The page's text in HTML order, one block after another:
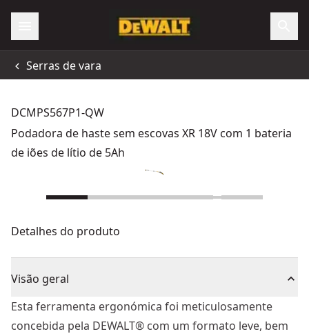
Serras de vara
DCMPS567P1-QW
Podadora de haste sem escovas XR 18V com 1 bateria
de iões de lítio de 5Ah
Detalhes do produto
Visão geral
Esta ferramenta ergonómica foi meticulosamente
concebida pela DEWALT® com um formato leve, bem